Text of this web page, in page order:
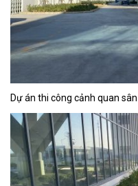
Dự án thi công cảnh quan